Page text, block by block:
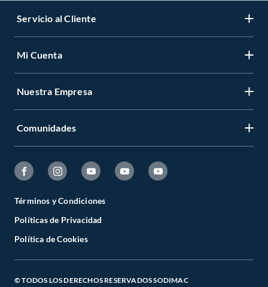
Servicio al Cliente
Mi Cuenta
Nuestra Empresa
Comunidades
Términos y Condiciones
Políticas de Privacidad
Política de Cookies
© TODOS LOS DERECHOS RESERVADOS SODIMAC